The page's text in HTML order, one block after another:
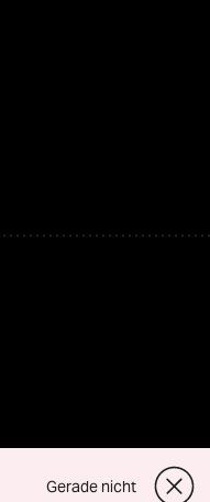
Gerade nicht